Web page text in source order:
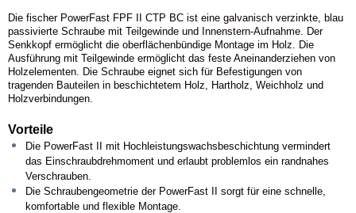
Die fischer PowerFast FPF II CTP BC ist eine galvanisch verzinkte, blau
passivierte Schraube mit Teilgewinde und Innenstern-Aufnahme. Der
Senkkopf ermöglicht die oberflächenbündige Montage im Holz. Die
Ausführung mit Teilgewinde ermöglicht das feste Aneinanderziehen von
Holzelementen. Die Schraube eignet sich für Befestigungen von
tragenden Bauteilen in beschichtetem Holz, Hartholz, Weichholz und
Holzverbindungen.
Vorteile
Die PowerFast II mit Hochleistungswachsbeschichtung vermindert
das Einschraubdrehmoment und erlaubt problemlos ein randnahes
Verschrauben.
Die Schraubengeometrie der PowerFast II sorgt für eine schnelle,
komfortable und flexible Montage.